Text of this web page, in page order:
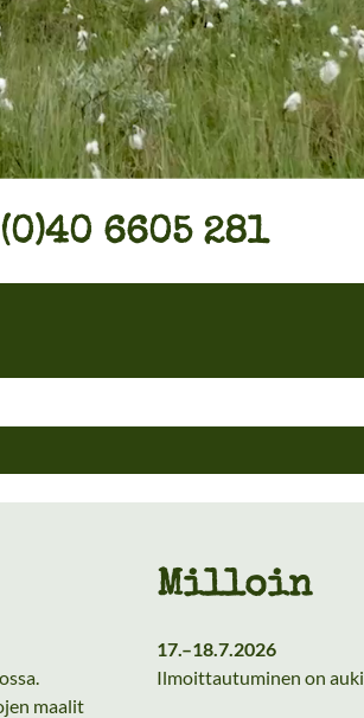
6605 281
maalit
Milloin
17.–18.7.2026
Ilmoittautuminen on auki.